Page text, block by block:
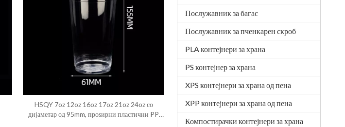
HSQY 7oz 12oz 16oz 17oz 21oz 24oz со
дијаметар од 95mm, проѕирни пластични PP
Послужавник за багас
Послужавник за пченкарен скроб
PLA контејнери за храна
PS контејнер за храна
XPS контејнери за храна од пена
XPP контејнери за храна од пена
Компостирачки контејнери за храна